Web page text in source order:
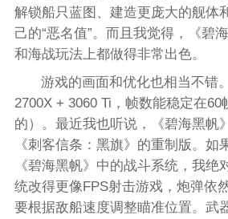
解锁船只蓝图、建造更庞大的舰体
己的“恶名值”。而且我觉得，《碧
和海战玩法上都做得非常出色。
游戏的画面和优化也相当不错
2700X + 3060 Ti，帧数能稳定在
的）。最近我也听说，《碧海黑帆
《刺客信条：黑旗》的重制版。如
《碧海黑帆》中的战斗系统，我
统改得更像FPS射击游戏，炮弹依
要根据敌船速度调整瞄准位置。武